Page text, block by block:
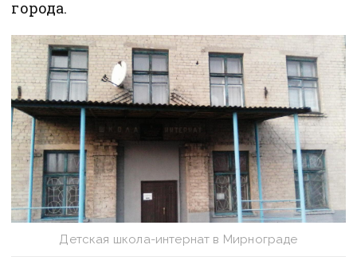
города.
Детская школа-интернат в Мирнограде